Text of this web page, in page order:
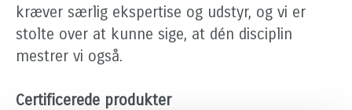
kræver særlig ekspertise og udstyr, og vi er
stolte over at kunne sige, at dén disciplin
mestrer vi også.
Certificerede produkter